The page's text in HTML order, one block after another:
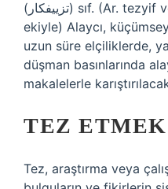
(ﺗﺰﻳﻴﻔﻜﺎﺭ) sıf. (Ar. tezyіf ve Farsça. tezyіf-kār -kār
ekiyle) Alaycı,
uzun süre elçiliklerde,
düşman basınlarında
makalelerle
TEZ
Tez, araştırma veya